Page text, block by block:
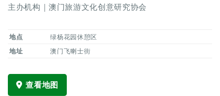
主办机构｜澳门旅游文化创意研究协会
地点
绿杨花园休憩区
地址
澳门飞喇士街
查看地图